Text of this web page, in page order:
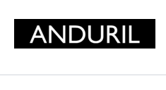
content